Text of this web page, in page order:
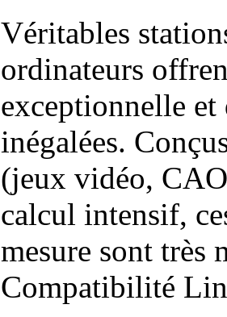
Véritables
ordinateurs
exceptionnelle et
inégalées.
(jeux vidéo,
calcul intensif,
mesure sont très
Compatibilité